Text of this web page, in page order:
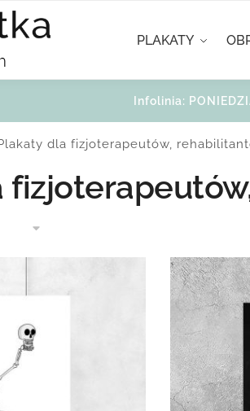
PLAKATY
Infolinia:
dla fizjoterapeutów,